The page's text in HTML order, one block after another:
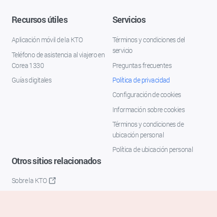
Recursos útiles
Aplicación móvil de la KTO
Teléfono de asistencia al viajero en
Corea 1330
Guías digitales
Servicios
Términos y condiciones del
servicio
Preguntas frecuentes
Política de privacidad
Configuración de cookies
Información sobre cookies
Términos y condiciones de
ubicación personal
Política de ubicación personal
Otros sitios relacionados
Sobre la KTO